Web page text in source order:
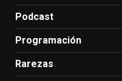
Podcast
Programación
Rarezas